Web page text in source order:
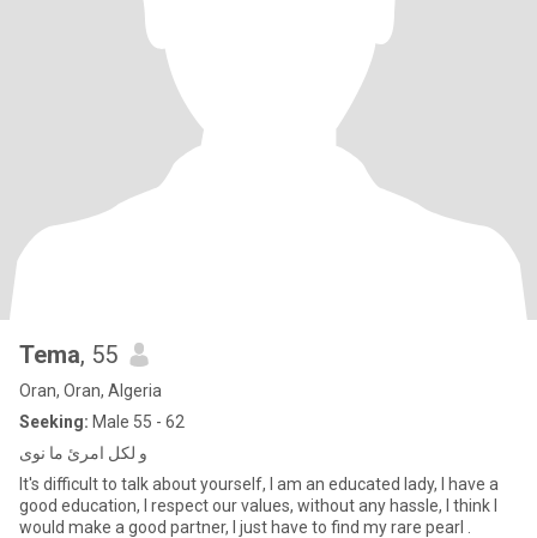
Tema, 55
Oran, Oran, Algeria
Seeking: Male 55 - 62
و لكل امرئ ما نوى
It's difficult to talk about yourself, I am an educated lady, I have a
good education, I respect our values, without any hassle, I think I
would make a good partner, I just have to find my rare pearl .